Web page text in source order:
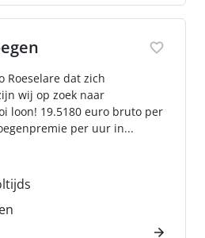
Roeselare dat zich
wij op zoek naar
loon! 19.5180 euro bruto per
per uur in...